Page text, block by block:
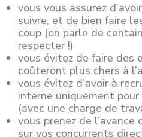
vous vous assurez
suivre, et de bien faire
coup (on parle de
respecter !)
vous évitez de faire des
coûteront plus chers à
vous évitez d’avoir à
interne uniquement
(avec une charge de
vous prenez de
sur vos concurrents